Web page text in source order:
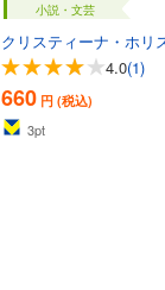
小説・文芸
クリスティーナ・ホリ
4.0(1)
660 円 (税込)
3pt